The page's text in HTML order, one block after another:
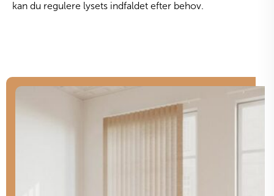
kan du regulere lysets indfaldet efter behov.